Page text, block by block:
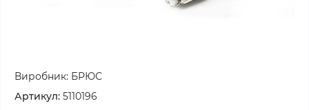
Виробник: БРЮС
Артикул: 5110196